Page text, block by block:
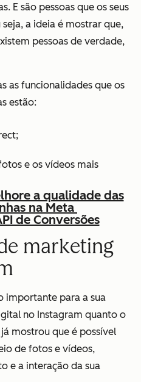
E são pessoas que os seus
a ideia é mostrar que,
pessoas de verdade,
as funcionalidades que os
estão:
e os vídeos mais
a qualidade das
na Meta
de Conversões
marketing
importante para a sua
no Instagram quanto o
mostrou que é possível
de fotos e vídeos,
e a interação da sua